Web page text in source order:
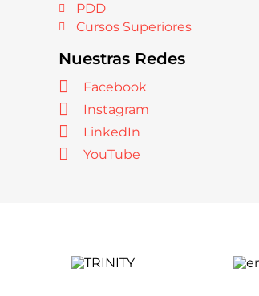
PDD
Cursos Superiores
Nuestras Redes
Facebook
Instagram
LinkedIn
YouTube